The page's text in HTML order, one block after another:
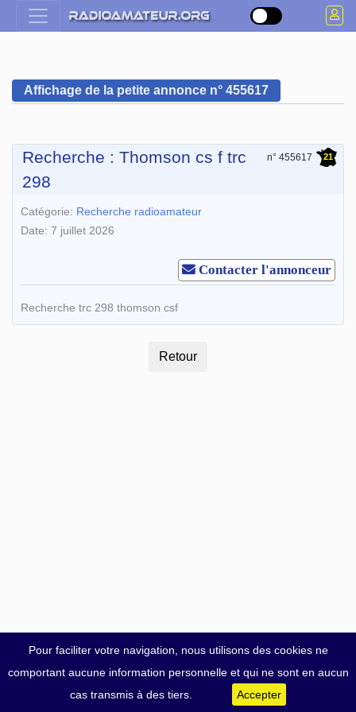
Pour faciliter votre navigation, nous utilisons des cookies ne
comportant aucune information personnelle et qui ne sont en aucun
cas transmis à des tiers.
Accepter
Affichage de la petite annonce n° 455617
Recherche : Thomson cs f trc
298
n° 455617 21
Catégorie: Recherche radioamateur
Date: 7 juillet 2026
Contacter l'annonceur
Recherche trc 298 thomson csf